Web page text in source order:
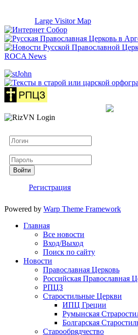
Large Visitor Map
Войти
Регистрация
Powered by Warp Theme Framework
Главная
Все новости
Вход/Выход
Поиск по сайту
Новости
Православная Церковь
Российская Православная
РПЦЗ
Старостильные Церкви
ИПЦ Греции
Румынская
Болгарская
Старообрядчество